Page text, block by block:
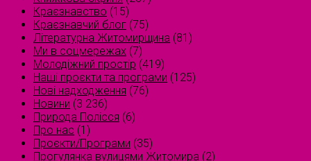
Краєзнавство (15)
Краєзнавчий блог (75)
Літературна Житомирщина (81)
Ми в соцмережах (7)
Молодіжний простір (419)
Наші проєкти та програми (125)
Нові надходження (76)
Новини (3 236)
Природа Полісся (6)
Про нас (1)
Проєкти/Програми (35)
Прогулянка вулицями Житомира (2)